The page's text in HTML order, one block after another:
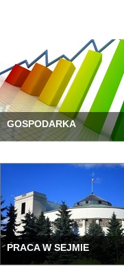
GOSPODARKA
PRACA W SEJMIE